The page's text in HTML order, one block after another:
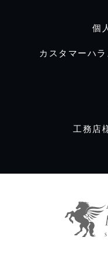
個
カスタマーハ
工務店